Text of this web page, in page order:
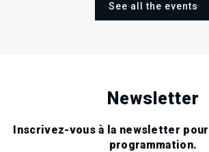
See all the events
Newsletter
Inscrivez-vous à la newsletter
programmation.